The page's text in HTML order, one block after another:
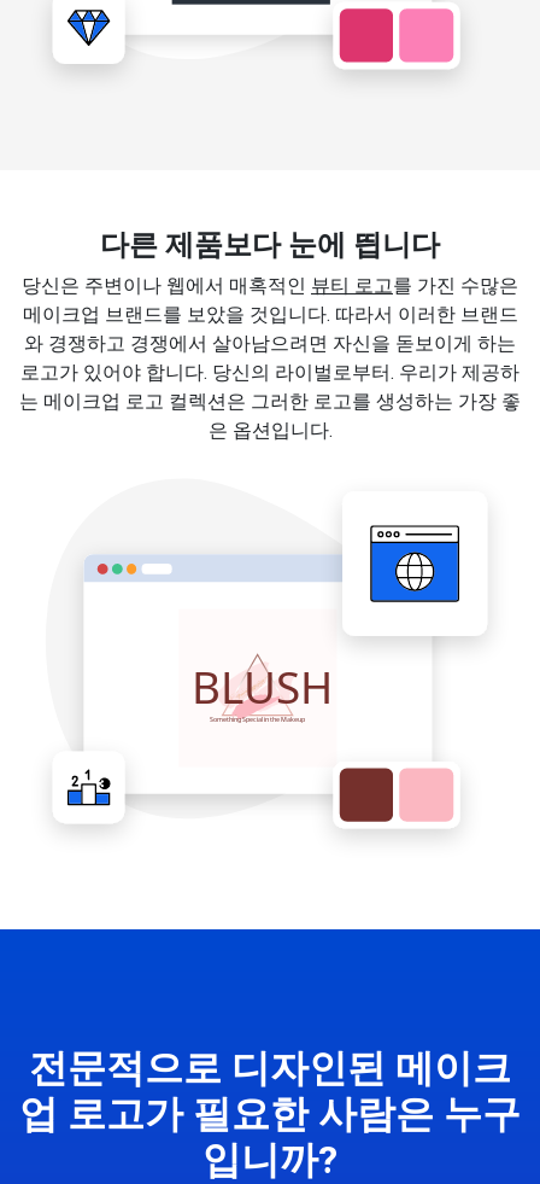
다른 제품보다 눈에 띕니다
당신은 주변이나 웹에서 매혹적인 뷰티 로고를 가진 수많은
메이크업 브랜드를 보았을 것입니다. 따라서 이러한 브랜드
와 경쟁하고 경쟁에서 살아남으려면 자신을 돋보이게 하는
로고가 있어야 합니다. 당신의 라이벌로부터. 우리가 제공하
는 메이크업 로고 컬렉션은 그러한 로고를 생성하는 가장 좋
은 옵션입니다.
전문적으로 디자인된 메이크
업 로고가 필요한 사람은 누구
입니까?